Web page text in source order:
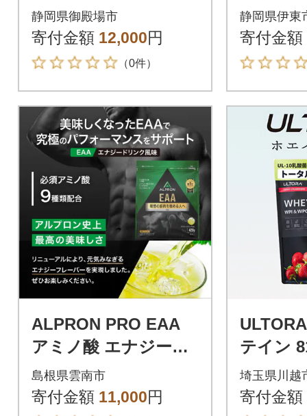
スパークリング 2種
セット 350ml 計24
本
静岡県御殿場市
寄付金額 12,000円
（0件）
バラン
分 準完
静岡県伊東
寄付金額
ALPRON PRO EAA
アミノ酸 エナジード
リンク風味 420g×1個
島根県雲南市
寄付金額 11,000円
テイン
トロベ
ューア
埼玉県川越
寄付金額